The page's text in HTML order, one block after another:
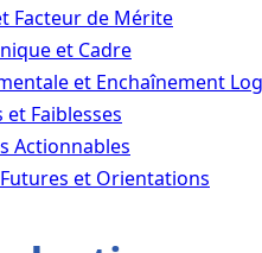
Facteur de Mérite
et Cadre
et Enchaînement
et Faiblesses
Actionnables
et Orientations